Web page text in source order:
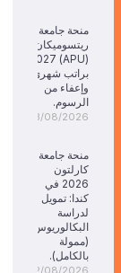
منحة جامعة
ريتسوميكان
براتب شهري
وإعفاء من
الرسوم.
03/08/2026
منحة جامعة
كارلتون
2026 في
كندا: تمويل
لدراسة
البكالوريوس
(ممولة
بالكامل).